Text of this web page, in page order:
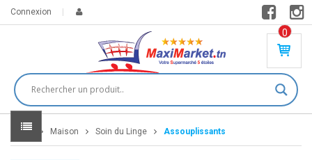
Connexion
0
PR
DU
IT(
S)
Home Maison Soin du Linge Assouplissants